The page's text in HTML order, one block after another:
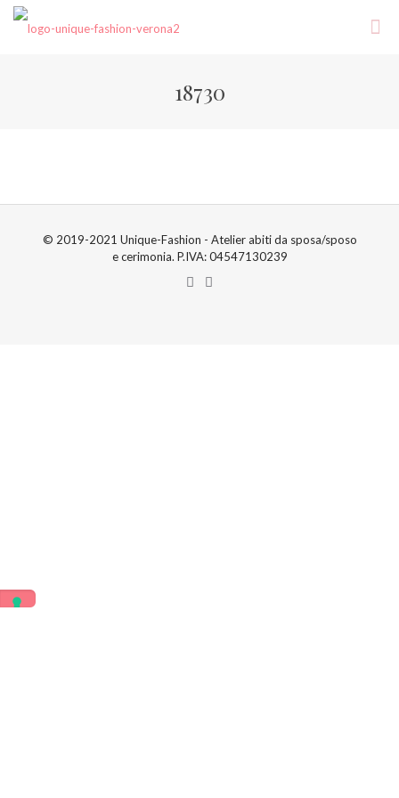
18730
© 2019-2021 Unique-Fashion - Atelier abiti da sposa/sposo
e cerimonia. P.IVA: 04547130239